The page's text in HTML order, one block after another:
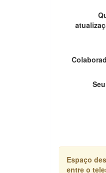
Espaço
entre o